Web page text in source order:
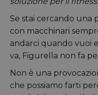
Se stai cercando una
con macchinari
andarci quando vuoi
va, Figurella non fa
Non è una
che possiamo farti